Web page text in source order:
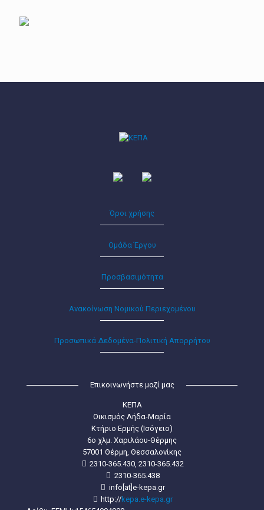
Όροι χρήσης
Ομάδα Έργου
Προσβασιμότητα
Ανακοίνωση Νομικού Περιεχομένου
Προσωπικά Δεδομένα-Πολιτική Απορρήτου
Επικοινωνήστε μαζί μας
ΚΕΠΑ
Οικισμός Λήδα-Μαρία
Κτήριο Ερμής (Ισόγειο)
6ο χλμ. Χαριλάου-Θέρμης
57001 Θέρμη, Θεσσαλονίκης
2310-365.430, 2310-365.432
2310-365.438
info[at]e-kepa.gr
http://kepa.e-kepa.gr